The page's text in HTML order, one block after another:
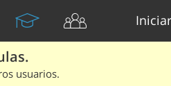
usuarios.